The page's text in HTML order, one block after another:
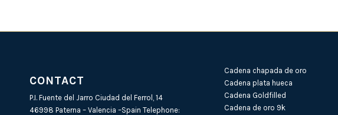
CONTACT
P.I. Fuente del Jarro Ciudad del Ferrol, 14
46998 Paterna – Valencia –Spain Telephone:
Cadena chapada de oro
Cadena plata hueca
Cadena Goldfilled
Cadena de oro 9k